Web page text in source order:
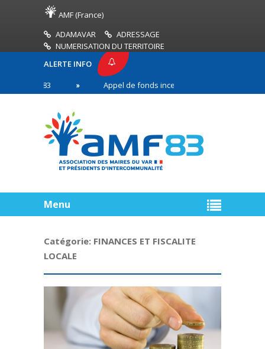
AMF (France)
ADAMAVAR
ADRESSAGE
NUMERISATION DU TERRITOIRE
ALERTE INFO
Appel de fonds incendies de forêt
ligne
Menu
Catégorie: FINANCES ET FISCALITE
LOCALE